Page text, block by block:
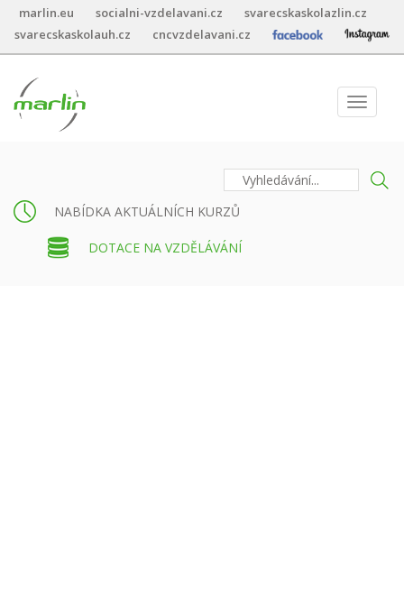
marlin.eu socialni-vzdelavani.cz
svarecskaskolazlin.cz
svarecskaskolauh.cz
cncvzdelavani.cz
Toggle
NABÍDKA AKTUÁLNÍCH KURZŮ
DOTACE NA VZDĚLÁVÁNÍ